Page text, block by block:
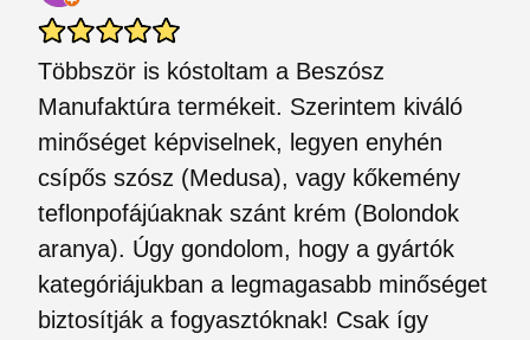
Többször is kóstoltam a Beszósz
Manufaktúra termékeit. Szerintem kiváló
minőséget képviselnek, legyen enyhén
csípős szósz (Medusa), vagy kőkemény
teflonpofájúaknak szánt krém (Bolondok
aranya). Úgy gondolom, hogy a gyártók
kategóriájukban a legmagasabb minőséget
biztosítják a fogyasztóknak! Csak így